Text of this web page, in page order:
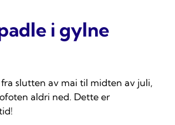
i gylne
slutten av mai til midten av juli,
aldri ned. Dette er